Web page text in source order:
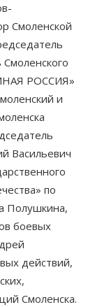
Смоленской
РОССИЯ»
и
Васильевич
по
Полушкина,
боевых
действий,
Смоленска.